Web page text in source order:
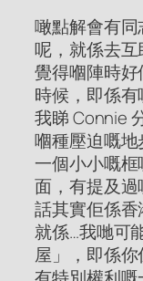
噉點解會有
呢，就係去
覺得嗰陣時
時候，即係有
我睇 Connie
嗰種壓迫嘅
一個小小嘅
面，有提及
話其實佢係
就係…我哋可
屋」，即係